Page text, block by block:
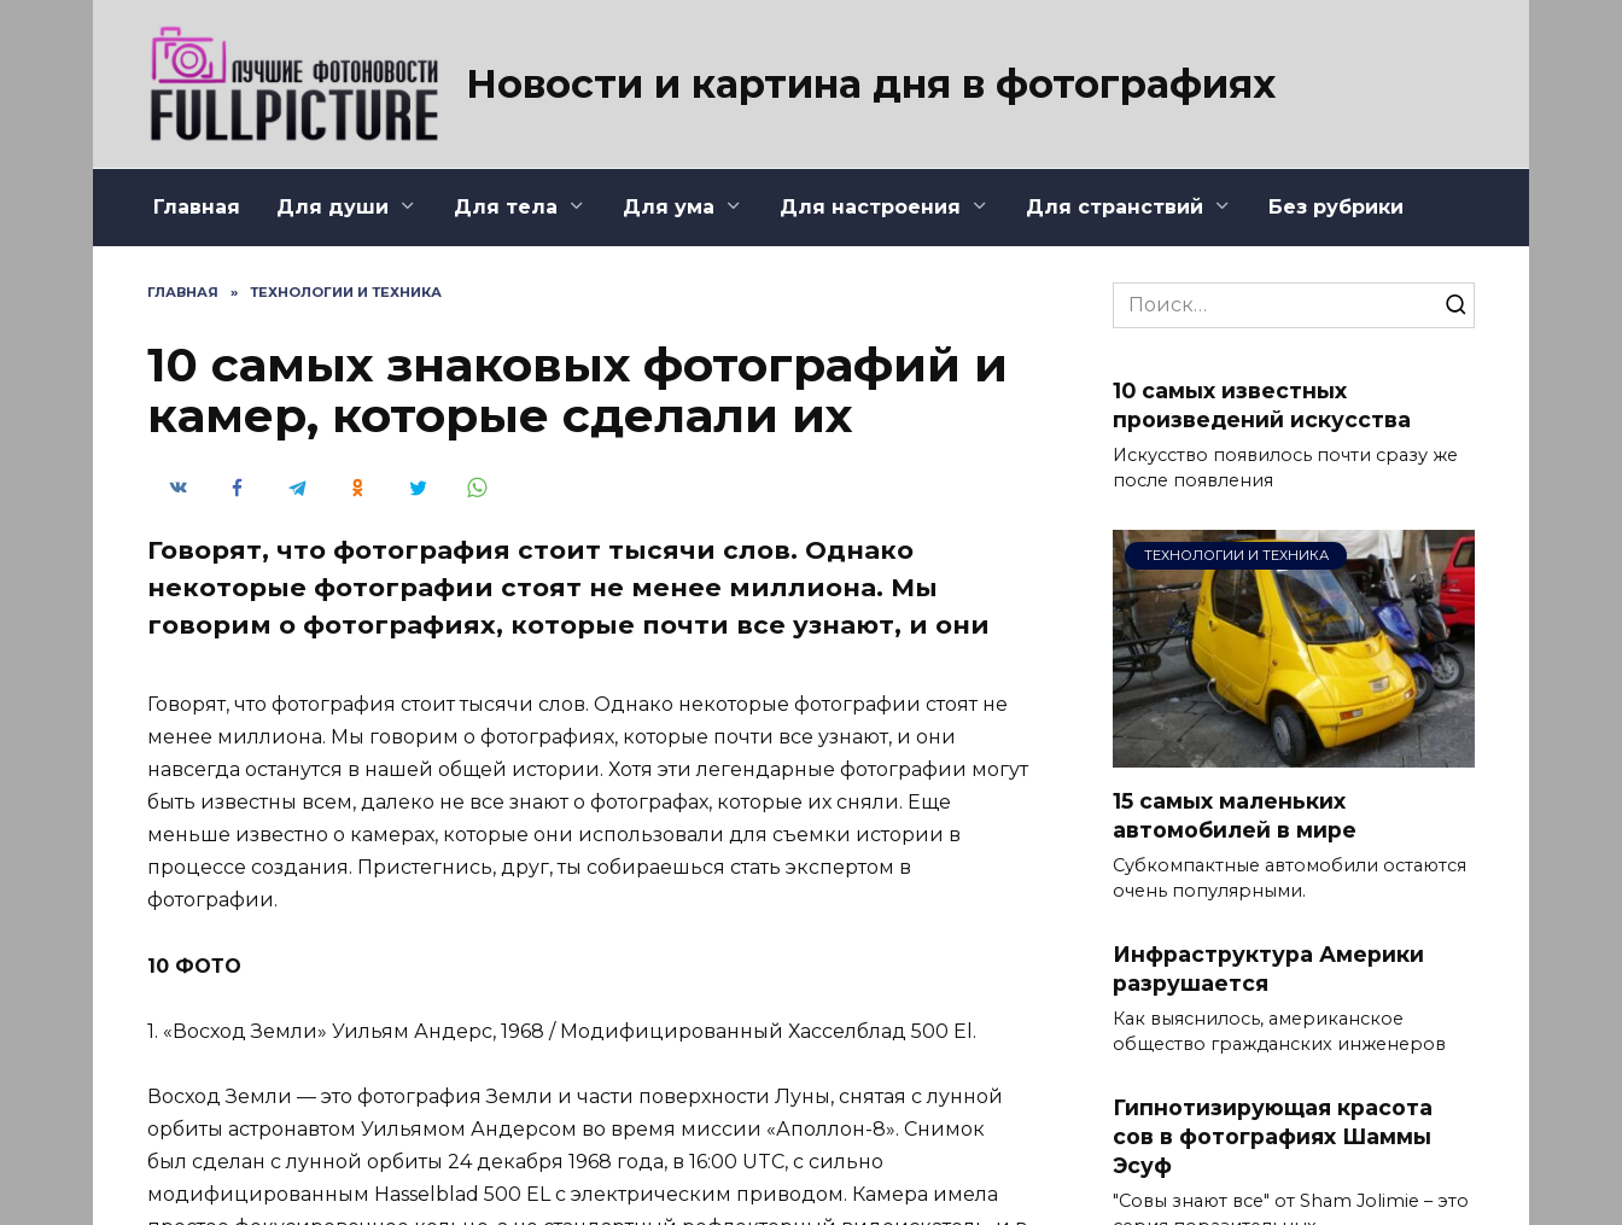
Новости и картина дня в фотографиях
Главная Для души Для тела Для ума Для настроения Для странствий Без рубрики
ГЛАВНАЯ » ТЕХНОЛОГИИ И ТЕХНИКА
10 самых знаковых фотографий и
камер, которые сделали их
Говорят, что фотография стоит тысячи слов. Однако
некоторые фотографии стоят не менее миллиона. Мы
говорим о фотографиях, которые почти все узнают, и они
Говорят, что фотография стоит тысячи слов. Однако некоторые фотографии стоят не
менее миллиона. Мы говорим о фотографиях, которые почти все узнают, и они
навсегда останутся в нашей общей истории. Хотя эти легендарные фотографии могут
быть известны всем, далеко не все знают о фотографах, которые их сняли. Еще
меньше известно о камерах, которые они использовали для съемки истории в
процессе создания. Пристегнись, друг, ты собираешься стать экспертом в
фотографии.
10 ФОТО
1. «Восход Земли» Уильям Андерс, 1968 / Модифицированный Хасселблад 500 El.
Восход Земли — это фотография Земли и части поверхности Луны, снятая с лунной
орбиты астронавтом Уильямом Андерсом во время миссии «Аполлон-8». Снимок
был сделан с лунной орбиты 24 декабря 1968 года, в 16:00 UTC, с сильно
модифицированным Hasselblad 500 EL с электрическим приводом. Камера имела
Search
for:
10 самых известных
произведений искусства
Искусство появилось почти сразу же
после появления
ТЕХНОЛОГИИ И ТЕХНИКА
15 самых маленьких
автомобилей в мире
Субкомпактные автомобили остаются
очень популярными.
Инфраструктура Америки
разрушается
Как выяснилось, американское
общество гражданских инженеров
Гипнотизирующая красота
сов в фотографиях Шаммы
Эсуф
"Совы знают все" от Sham Jolimie – это